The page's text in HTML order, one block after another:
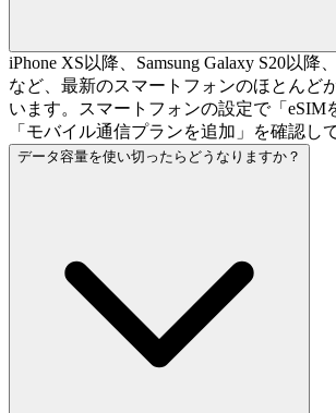
iPhone XS以降、Samsung Galaxy S20以降
など、最新のスマートフォンのほとんど
います。スマートフォンの設定で「eSIM
「モバイル通信プランを追加」を確認し
データ容量を使い切ったらどうなりますか？